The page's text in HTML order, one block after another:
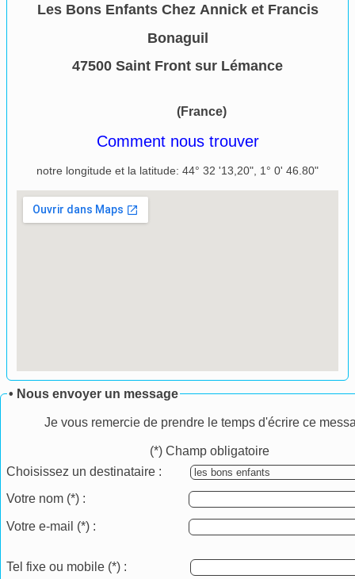
Les Bons Enfants Chez Annick et Francis
Bonaguil
47500 Saint Front sur Lémance​
(France)
Comment nous trouver
notre longitude et la latitude: 44° 32 '13,20", 1° 0' 46.80"
• Nous envoyer un message
Je vous remercie de prendre le temps d'écrire ce
(*) Champ obligatoire
Choisissez un destinataire :
Votre nom (*) :
Votre e-mail (*) :
Tel fixe ou mobile (*) :